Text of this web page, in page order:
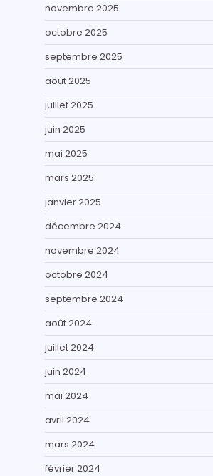
novembre 2025
octobre 2025
septembre 2025
août 2025
juillet 2025
juin 2025
mai 2025
mars 2025
janvier 2025
décembre 2024
novembre 2024
octobre 2024
septembre 2024
août 2024
juillet 2024
juin 2024
mai 2024
avril 2024
mars 2024
février 2024